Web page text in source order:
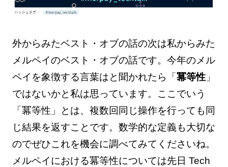
外からみたベスト・オブの話の次は私からみた
メルペイのベスト・オブの話です。今年のメル
ペイを象徴する言葉はと聞かれたら「 冪等性」
ではないかと私は思っています。ここでいう
「冪等性」とは、複数回同じ操作を行っても同
じ結果を返すことです。数学的な定義も大切な
のでぜひこれを機会に調べてみてくださいね。
メルペイにおける冪等性については先日 Tech